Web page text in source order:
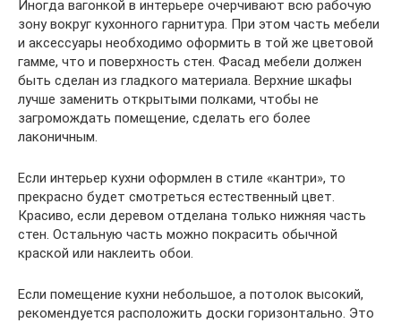
Иногда вагонкой в интерьере очерчивают всю рабочую
зону вокруг кухонного гарнитура. При этом часть мебели
и аксессуары необходимо оформить в той же цветовой
гамме, что и поверхность стен. Фасад мебели должен
быть сделан из гладкого материала. Верхние шкафы
лучше заменить открытыми полками, чтобы не
загромождать помещение, сделать его более
лаконичным.
Если интерьер кухни оформлен в стиле «кантри», то
прекрасно будет смотреться естественный цвет.
Красиво, если деревом отделана только нижняя часть
стен. Остальную часть можно покрасить обычной
краской или наклеить обои.
Если помещение кухни небольшое, а потолок высокий,
рекомендуется расположить доски горизонтально. Это